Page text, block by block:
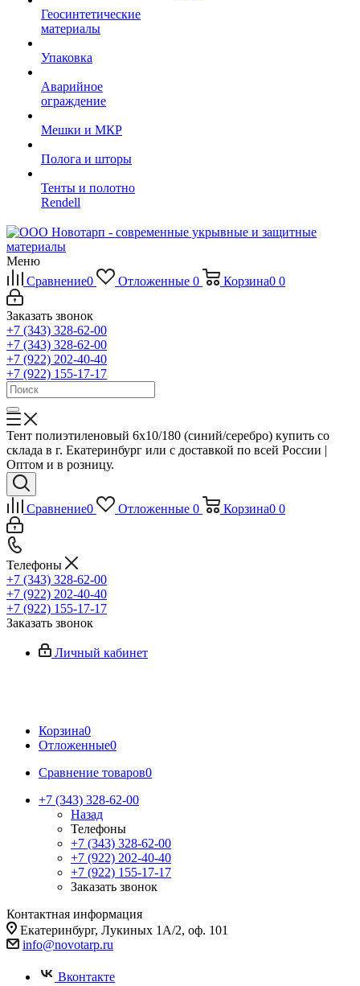
Геосинтетические
материалы
Упаковка
Аварийное
ограждение
Мешки и МКР
Полога и шторы
Тенты и полотно
Rendell
Меню
Сравнение0 Отложенные 0 Корзина0 0
Заказать звонок
+7 (343) 328-62-00
+7 (343) 328-62-00
+7 (922) 202-40-40
+7 (922) 155-17-17
Тент полиэтиленовый 6x10/180 (синий/серебро) купить со
склада в г. Екатеринбург или с доставкой по всей России |
Оптом и в розницу.
Сравнение0 Отложенные 0 Корзина0 0
Телефоны
+7 (343) 328-62-00
+7 (922) 202-40-40
+7 (922) 155-17-17
Заказать звонок
Личный кабинет
Корзина0
Отложенные0
Сравнение товаров0
+7 (343) 328-62-00
Назад
Телефоны
+7 (343) 328-62-00
+7 (922) 202-40-40
+7 (922) 155-17-17
Заказать звонок
Контактная информация
Екатеринбург, Лукиных 1А/2, оф. 101
info@novotarp.ru
Вконтакте